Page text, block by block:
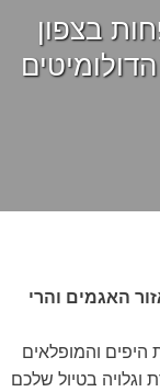
למשפחות בצפון
האגמים והרי
והמופלאים
בטיול שלכם